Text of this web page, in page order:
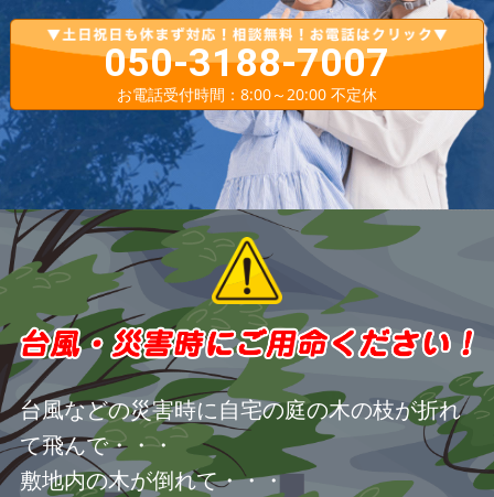
050-3188-7007
お電話受付時間：8:00～20:00 不定休
台風などの災害時に自宅の庭の木の枝が折れ
て飛んで・・・
敷地内の木が倒れて・・・